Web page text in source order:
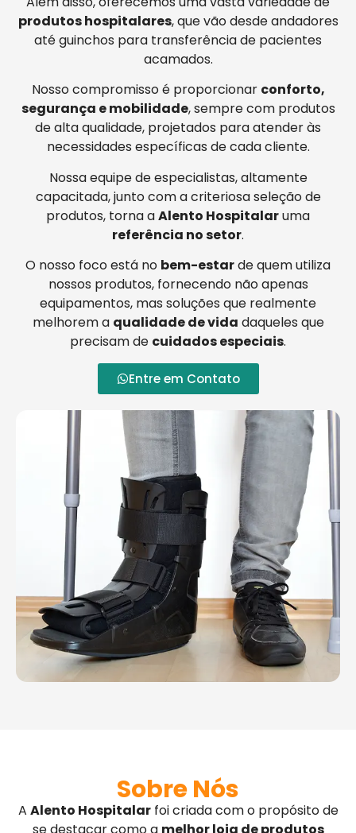
produtos hospitalares, que vão desde andadores
até guinchos para transferência de pacientes
acamados.
Nosso compromisso é proporcionar conforto,
segurança e mobilidade, sempre com produtos
de alta qualidade, projetados para atender às
necessidades específicas de cada cliente.
Nossa equipe de especialistas, altamente
capacitada, junto com a criteriosa seleção de
produtos, torna aAlento Hospitalaruma
referência no setor.
O nosso foco está no bem-estarde quem utiliza
nossos produtos, fornecendo não apenas
equipamentos, mas soluções que realmente
melhorem a qualidade de vida daqueles que
precisam de cuidados especiais.
Entre em Contato
Sobre Nós
A Alento Hospitalarfoi criada com o propósito de